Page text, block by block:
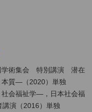
学術集会 特別講演 潜在
質―（2020）単独
会福祉学―，日本社会福
演（2016）単独